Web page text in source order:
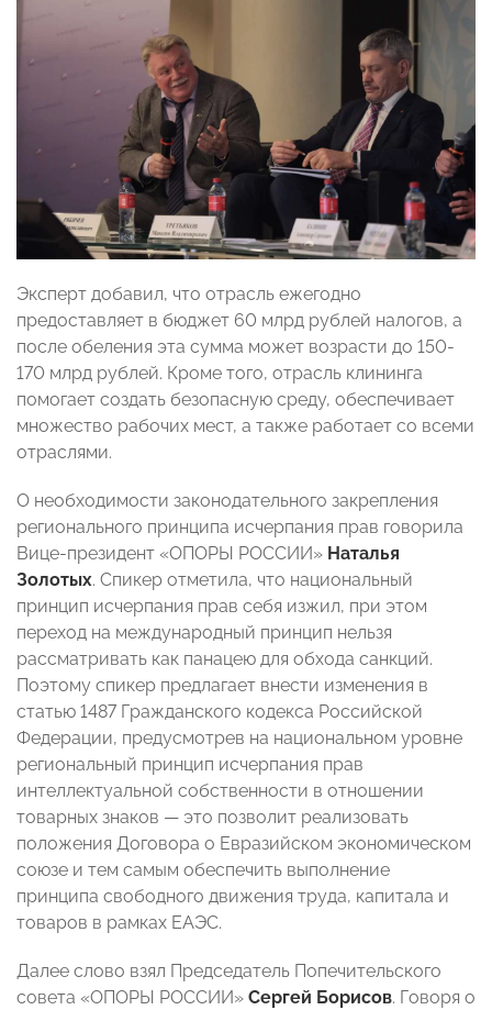
Эксперт добавил, что отрасль ежегодно
предоставляет в бюджет 60 млрд рублей налогов, а
после обеления эта сумма может возрасти до 150-
170 млрд рублей. Кроме того, отрасль клининга
помогает создать безопасную среду, обеспечивает
множество рабочих мест, а также работает со всеми
отраслями.
О необходимости законодательного закрепления
регионального принципа исчерпания прав говорила
Вице-президент «ОПОРЫ РОССИИ» Наталья
Золотых. Спикер отметила, что национальный
принцип исчерпания прав себя изжил, при этом
переход на международный принцип нельзя
рассматривать как панацею для обхода санкций.
Поэтому спикер предлагает внести изменения в
статью 1487 Гражданского кодекса Российской
Федерации, предусмотрев на национальном уровне
региональный принцип исчерпания прав
интеллектуальной собственности в отношении
товарных знаков — это позволит реализовать
положения Договора о Евразийском экономическом
союзе и тем самым обеспечить выполнение
принципа свободного движения труда, капитала и
товаров в рамках ЕАЭС.
Далее слово взял Председатель Попечительского
совета «ОПОРЫ РОССИИ» Сергей Борисов. Говоря о